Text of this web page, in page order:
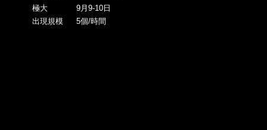
極大
9月9-10日
出現規模
5個/時間